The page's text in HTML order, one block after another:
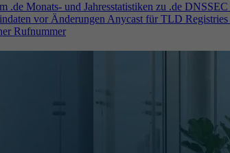
.de Monats- und Jahresstatistiken zu .de DNSSEC
vor ÄnderungenAnycast für TLD Registries
Rufnummer